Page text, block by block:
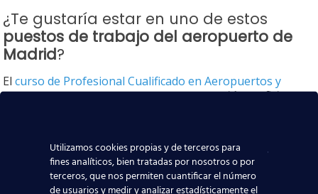
¿Te gustaría estar en uno de estos
puestos de trabajo del aeropuerto de
Madrid?
Elcurso de Profesional Cualificado en Aeropuertos y
Handling PROCAHproporciona loscontenidos suficientes
preparamos a nuestros alumnos para que puedan
realizar lasactividades esencialesque habitualmente
requiere este puesto de trabajo:
Utilizamos cookies propias y de terceros para
fines analíticos, bien tratadas por nosotros o por
terceros, que nos permiten cuantificar el número
de usuarios y medir y analizar estadísticamente el